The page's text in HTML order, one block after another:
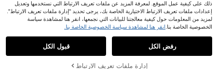
SUMWON
PLAYBOY X SUMWON ملابس علوية أ
ساسي بدون أكمام بياقة طاقم وقصة مرب
SUMWON
SUMWON قميص كاروهات بأكمام طويل
ة وجيوب أمامية وأزرار، قصير الطول، قيا
23.56€
1
ذلك على كيفية عمل الموقع. لمعرفة المزيد عن ملفات تعريف الارتباط التي نستخدمها وتعديل
إعدادات ملفات تعريف الارتباط الاختيارية الخاصة بك، يرجى تحديد "إدارة ملفات تعريف الارتباط".
لمزيد من المعلومات حول كيفية معالجتنا للبيانات التي نجمعها، انقر هنا لمشاهدة سياسة
الخصوصية الخاصة بنا. انقر هنا لمشاهدة سياسة الخصوصية الخاصة بنا.
رفض الكل قبول الكل
إدارة ملفات تعريف الارتباط